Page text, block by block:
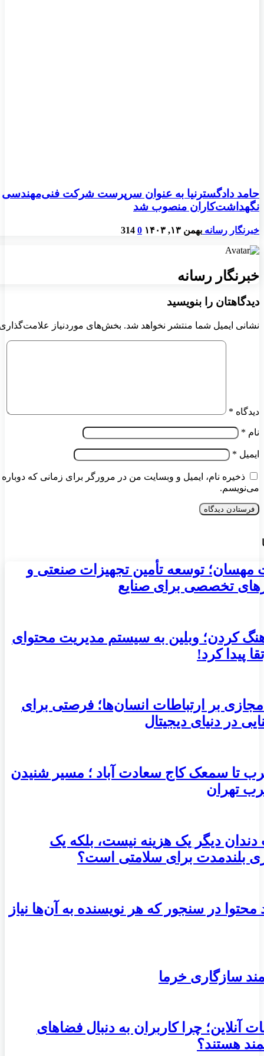
حامد دادگسترنیا به عنوان سرپرست شرکت فنی‌مهندسی
نگهداشت‌کاران منصوب شد
خبرنگار رسانه بهمن ۱۳, ۱۴۰۳ 0
314
خبرنگار رسانه
دیدگاهتان را بنویسید
نشانی ایمیل شما منتشر نخواهد شد. بخش‌های موردنیاز
دیدگاه *
نام *
ایمیل *
ذخیره نام، ایمیل و وبسایت من در مرورگر برای زمانی که
می‌نویسم.
مهسان؛ توسعه تأمین تجهیزات صنعتی و
تخصصی برای صنایع
کردن؛ وبلین به سیستم مدیریت محتوای
پیدا کرد!
بر ارتباطات انسان‌ها؛ فرصتی برای
در دنیای دیجیتال
تا سمعک کاج سعادت آباد ؛ مسیر شنیدن
تهران
دندان دیگر یک هزینه نیست، بلکه یک
بلندمدت برای سلامتی است؟
محتوا در سنجور که هر نویسنده به آن‌ها نیاز
سازگاری خرما
آنلاین؛ چرا کاربران به دنبال فضاهای
هستند؟